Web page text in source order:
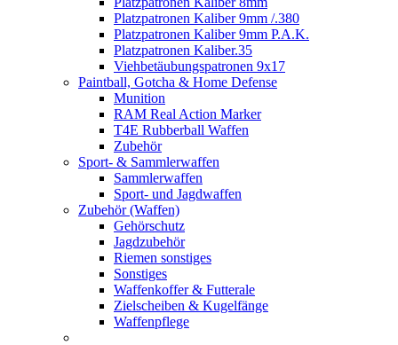
Platzpatronen Kaliber 9mm /.380
Platzpatronen Kaliber 9mm P.A.K.
Platzpatronen Kaliber.35
Viehbetäubungspatronen 9x17
Paintball, Gotcha & Home Defense
Munition
RAM Real Action Marker
T4E Rubberball Waffen
Zubehör
Sport- & Sammlerwaffen
Sammlerwaffen
Sport- und Jagdwaffen
Zubehör (Waffen)
Gehörschutz
Jagdzubehör
Riemen sonstiges
Sonstiges
Waffenkoffer & Futterale
Zielscheiben & Kugelfänge
Waffenpflege